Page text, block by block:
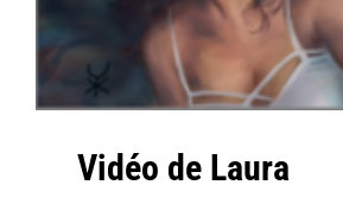
Vidéo de Laura